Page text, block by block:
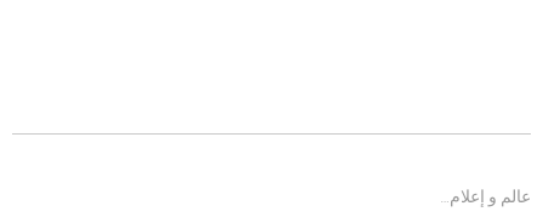
عالم و إعلام…